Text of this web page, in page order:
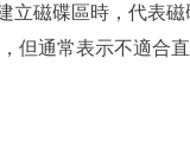
立磁碟區時，代表磁
但通常表示不適合